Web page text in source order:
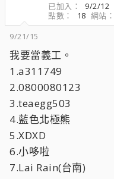
已加入
9/2/12
點數
18 網站
9/21/15
我要當義工。
1.a311749
2.0800080123
3.teaegg503
4.藍色北極熊
5.XDXD
6.小哆啦
7.Lai Rain(台南)